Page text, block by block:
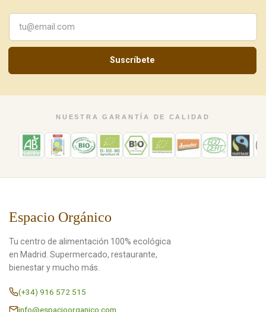
Suscríbete
NUESTRA GARANTÍA DE CALIDAD
Espacio Orgánico
Tu centro de alimentación 100% ecológica
en Madrid. Supermercado, restaurante,
bienestar y mucho más.
(+34) 916 572 515
info@espacioorganico.com